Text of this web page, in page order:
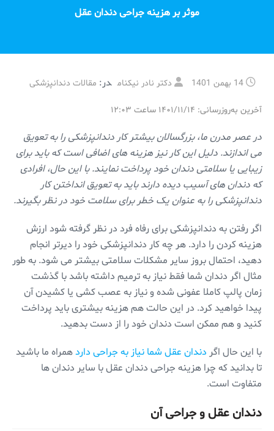
موثر بر هزینه جراحی دندان عقل
14 بهمن 1401 دکتر نادر نیکنام در: مقالات دندانپزشکی
آخرین به‌روزرسانی: ۱۴۰۱/۱۱/۱۴ ساعت ۱۲:۰۳
در عصر مدرن ما، بزرگسالان بیشتر کار دندانپزشکی را به تعویق
می اندازند. دلیل این کار نیز هزینه های اضافی است که باید برای
زیبایی یا سلامتی دندان خود پرداخت نمایند. با این حال، افرادی
که دندان های آسیب دیده دارند باید به تعویق انداختن کار
دندانپزشکی را به عنوان یک خطر برای سلامت خود در نظر بگیرند.
اگر رفتن به دندانپزشکی برای رفاه فرد در نظر گرفته شود ارزش
هزینه کردن را دارد. هر چه کار دندانپزشکی خود را دیرتر انجام
دهید، احتمال بروز سایر مشکلات سلامتی بیشتر می شود. به طور
مثال اگر دندان شما فقط نیاز به ترمیم داشته باشد با گذشت
زمان پالپ کاملا عفونی شده و نیاز به عصب کشی یا کشیدن آن
پیدا خواهید کرد. در این حالت هم هزینه بیشتری باید پرداخت
کنید و هم ممکن است دندان خود را از دست بدهید.
با این حال اگر دندان عقل شما نیاز به جراحی داردهمراه ما باشید
تا بدانید که چرا هزینه جراحی دندان عقل با سایر دندان ها
متفاوت است.
دندان عقل و جراحی آن